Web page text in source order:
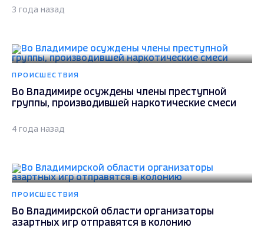
3 года назад
ПРОИСШЕСТВИЯ
Во Владимире осуждены члены преступной
группы, производившей наркотические смеси
4 года назад
ПРОИСШЕСТВИЯ
Во Владимирской области организаторы
азартных игр отправятся в колонию